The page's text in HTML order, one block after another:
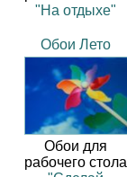
"На отдыхе"
Обои Лето
Обои для
рабочего стола